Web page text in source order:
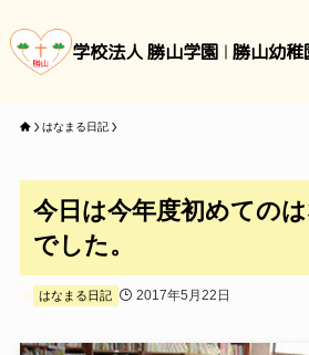
学校法人 勝山学園 勝山幼稚
はなまる日記
今日は今年度初めての
でした。
はなまる日記 2017年5月22日